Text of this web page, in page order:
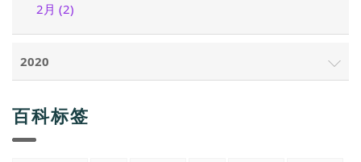
2月 (2)
2020
百科标签